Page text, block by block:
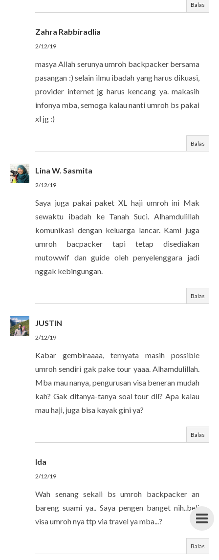
Balas
Zahra Rabbiradlia
2/12/19
masya Allah serunya umroh backpacker bersama
pasangan :) selain ilmu ibadah yang harus dikuasi,
provider internet jg harus kencang ya. makasih
infonya mba, semoga kalau nanti umroh bs pakai
xl jg :)
Balas
Lina W. Sasmita
2/12/19
Saya juga pakai paket XL haji umroh ini Mak
sewaktu ibadah ke Tanah Suci. Alhamdulillah
komunikasi dengan keluarga lancar. Kami juga
umroh bacpacker tapi tetap disediakan
mutowwif dan guide oleh penyelenggara jadi
nggak kebingungan.
Balas
JUSTIN
2/12/19
Kabar gembiraaaa, ternyata masih possible
umroh sendiri gak pake tour yaaa. Alhamdulillah.
Mba mau nanya, pengurusan visa beneran mudah
kah? Gak ditanya-tanya soal tour dll? Apa kalau
mau haji, juga bisa kayak gini ya?
Balas
Ida
2/12/19
Wah senang sekali bs umroh backpacker an
bareng suami ya.. Saya pengen banget nih..beli
visa umroh nya ttp via travel ya mba...?
Balas